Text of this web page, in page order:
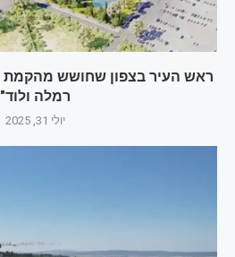
רמלה ולוד"
יולי 31, 2025